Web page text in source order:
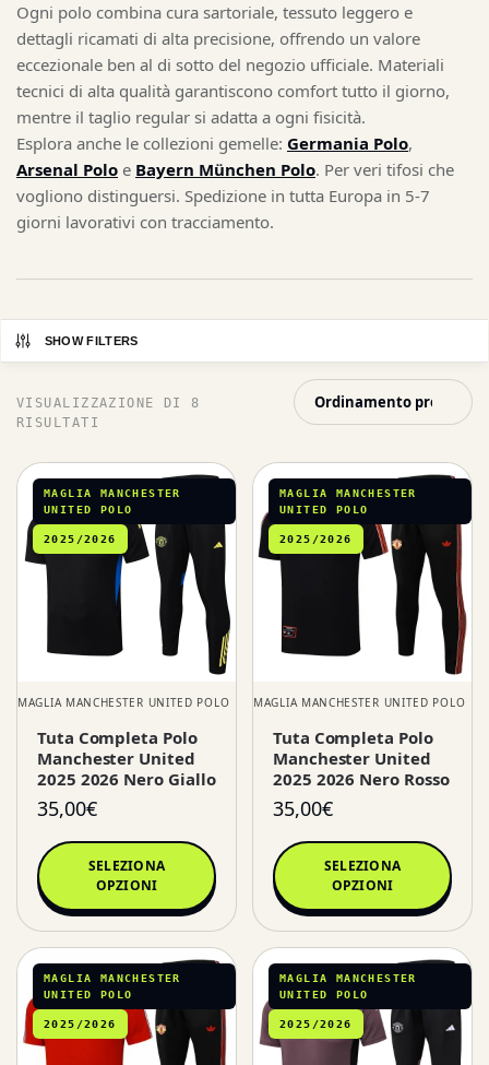
Ogni polo combina cura sartoriale, tessuto leggero e
dettagli ricamati di alta precisione, offrendo un valore
eccezionale ben al di sotto del negozio ufficiale. Materiali
tecnici di alta qualità garantiscono comfort tutto il giorno,
mentre il taglio regular si adatta a ogni fisicità.
Esplora anche le collezioni gemelle: Germania Polo,
Arsenal Polo e Bayern München Polo. Per veri tifosi che
vogliono distinguersi. Spedizione in tutta Europa in 5-7
giorni lavorativi con tracciamento.
SHOW FILTERS
VISUALIZZAZIONE DI 8
RISULTATI
MAGLIA MANCHESTER
UNITED POLO
2025/2026
MAGLIA MANCHESTER UNITED POLO
Tuta Completa Polo
Manchester United
2025 2026 Nero Giallo
35,00€
SELEZIONA
OPZIONI
MAGLIA MANCHESTER
UNITED POLO
2025/2026
MAGLIA MANCHESTER UNITED POLO
Tuta Completa Polo
Manchester United
2025 2026 Nero Rosso
35,00€
SELEZIONA
OPZIONI
MAGLIA MANCHESTER
UNITED POLO
2025/2026
MAGLIA MANCHESTER
UNITED POLO
2025/2026